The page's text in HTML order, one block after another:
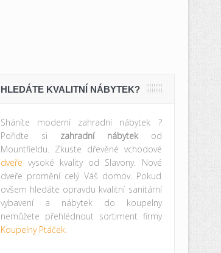
HLEDÁTE KVALITNÍ NÁBYTEK?
Sháníte moderní zahradní nábytek ?
Pořiďte si zahradní nábytekod
Mountfieldu. Zkuste dřevěné vchodové
dveře vysoké kvality od Slavony. Nové
dveře promění celý Váš domov. Pokud
ovšem hledáte opravdu kvalitní sanitární
vybavení a nábytek do koupelny
nemůžete přehlédnout sortiment firmy
Koupelny Ptáček.